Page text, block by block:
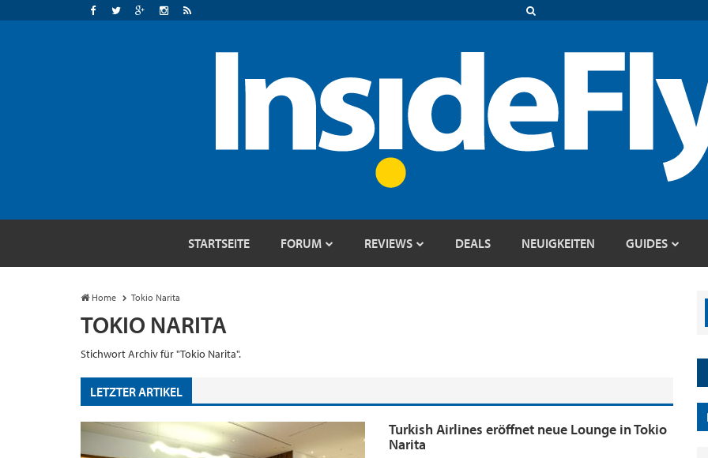
STARTSEITE FORUM REVIEWS DEALS NEUIGKEITEN GUIDES
Home Tokio Narita
TOKIO NARITA
Stichwort Archiv für "Tokio Narita".
LETZTER ARTIKEL
Turkish Airlines eröffnet neue Lounge in Tokio
Narita